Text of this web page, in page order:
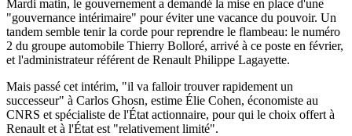
Mardi matin, le gouvernement a demandé la mise en place d'une
"gouvernance intérimaire" pour éviter une vacance du pouvoir. Un
tandem semble tenir la corde pour reprendre le flambeau: le numéro
2 du groupe automobile Thierry Bolloré, arrivé à ce poste en février,
et l'administrateur référent de Renault Philippe Lagayette.
Mais passé cet intérim, "il va falloir trouver rapidement un
successeur" à Carlos Ghosn, estime Élie Cohen, économiste au
CNRS et spécialiste de l'État actionnaire, pour qui le choix offert à
Renault et à l'État est "relativement limité".